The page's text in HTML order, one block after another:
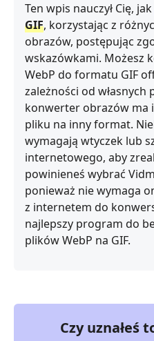
Ten wpis nauczył Cię, jak
GIF, korzystając z
obrazów, postępując
wskazówkami. Możesz
WebP do formatu GIF
zależności od własnych
konwerter obrazów ma
pliku na inny format.
wymagają wtyczek lub
internetowego, aby
powinieneś wybrać
ponieważ nie wymaga
z internetem do
najlepszy program do
plików WebP na GIF.
Czy uznałeś